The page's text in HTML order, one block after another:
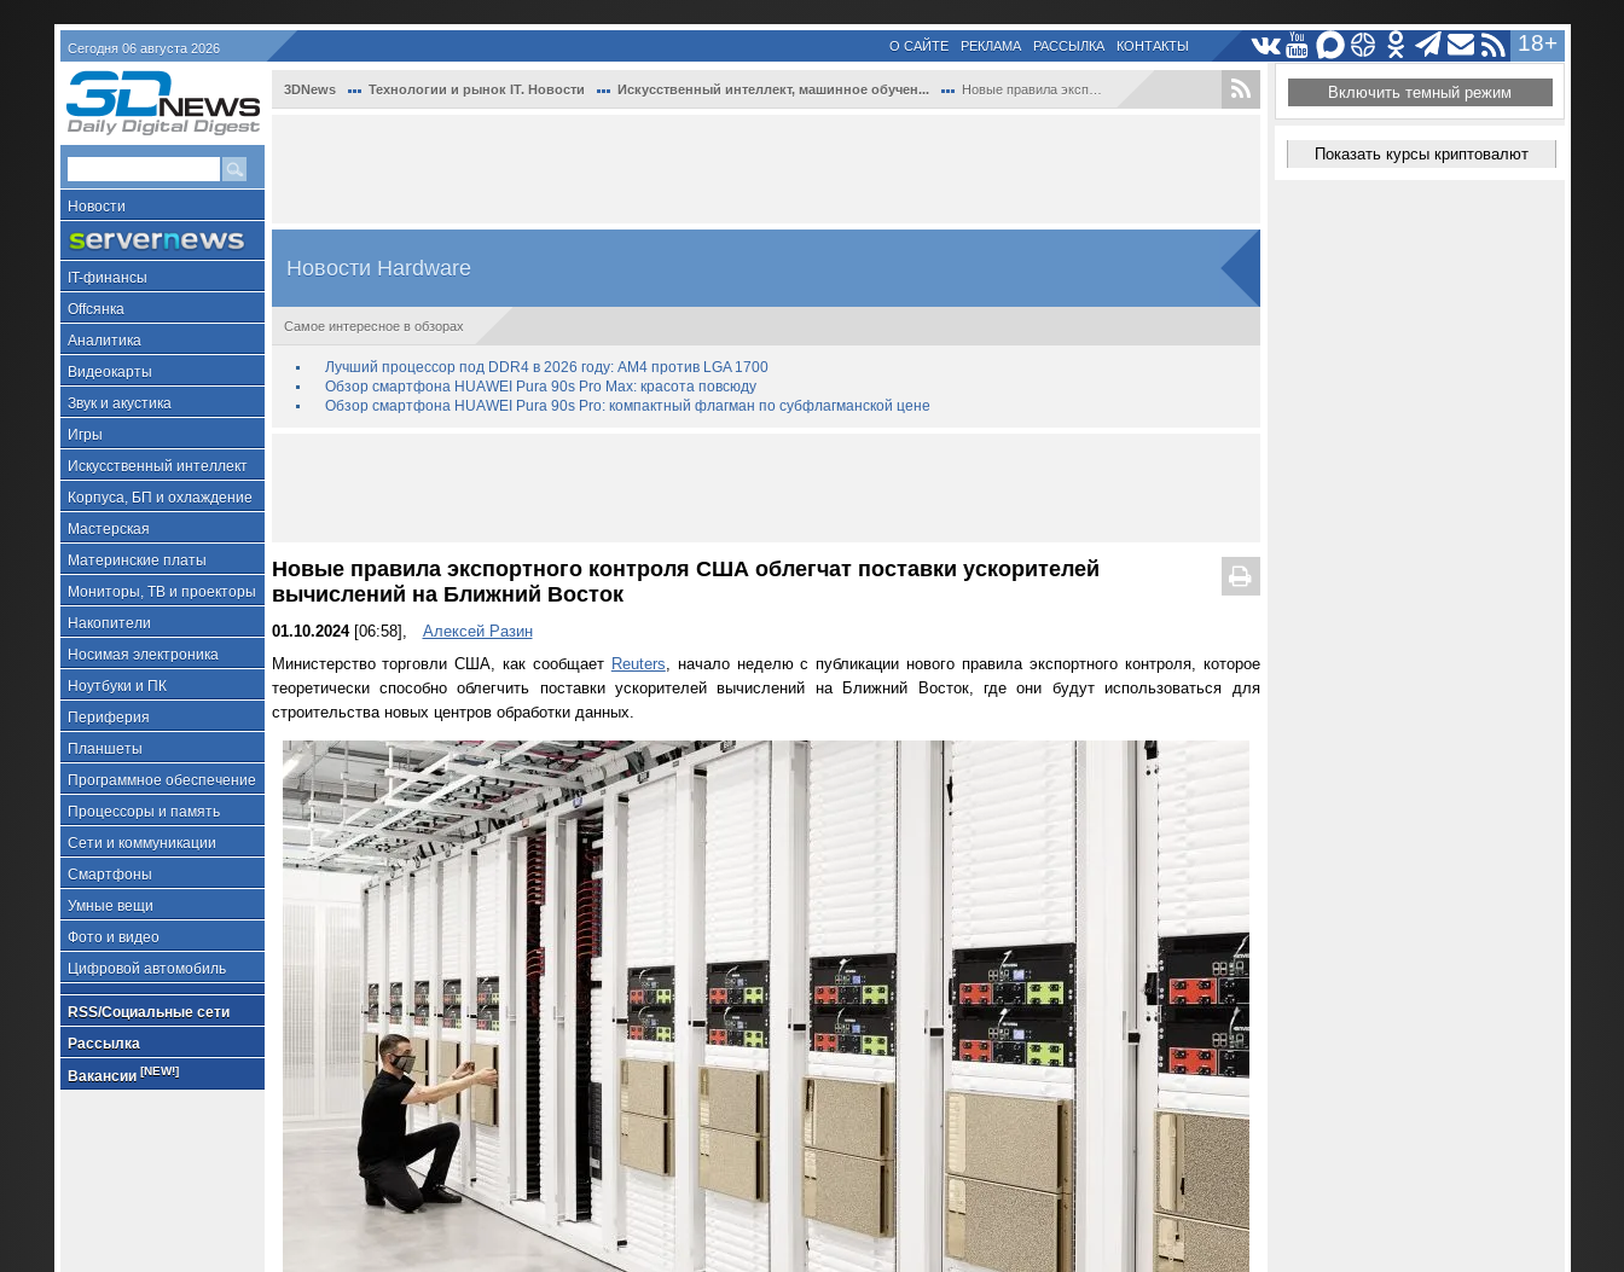
Сегодня 06 августа 2026 18+
О САЙТЕ РЕКЛАМА РАССЫЛКА КОНТАКТЫ
Новости
IT-финансы
Offсянка
Аналитика
Видеокарты
Звук и акустика
Игры
Искусственный интеллект
Корпуса, БП и охлаждение
Мастерская
Материнские платы
Мониторы, ТВ и проекторы
Накопители
Носимая электроника
Ноутбуки и ПК
Периферия
Планшеты
Программное обеспечение
Процессоры и память
Сети и коммуникации
Смартфоны
Умные вещи
Фото и видео
Цифровой автомобиль
RSS/Социальные сети
Рассылка
Вакансии [NEW!]
3DNews Технологии и рынок IT. Новости Искусственный интеллект, машинное обучен... Новые правила экспортного контроля США о...
Новости Hardware
Самое интересное в обзорах
Лучший процессор под DDR4 в 2026 году: AM4 против LGA 1700
Обзор смартфона HUAWEI Pura 90s Pro Max: красота повсюду
Обзор смартфона HUAWEI Pura 90s Pro: компактный флагман по субфлагманской цене
Новые правила экспортного контроля США облегчат поставки ускорителей
вычислений на Ближний Восток
01.10.2024[06:58],
Алексей Разин
Министерство торговли США, как сообщает Reuters, начало неделю с публикации нового правила экспортного контроля, которое
теоретически способно облегчить поставки ускорителей вычислений на Ближний Восток, где они будут использоваться для
строительства новых центров обработки данных.
Включить темный режим
Показать курсы криптовалют